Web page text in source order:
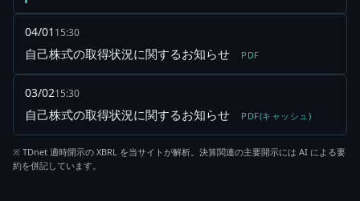
04/01 15:30
自己株式の取得状況に関するお知らせ PDF
03/0215:30
自己株式の取得状況に関するお知らせ PDF(キャッシュ)
※ TDnet 適時開示の XBRL を当サイトが解析。決算関連の主要開示には AI による要
約を併記しています。